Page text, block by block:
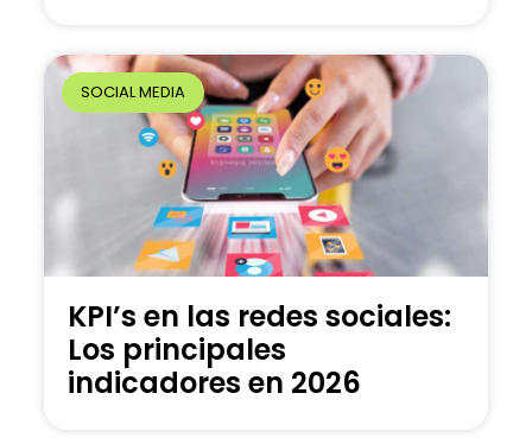
SOCIAL MEDIA
KPI’s en las redes sociales:
Los principales
indicadores en 2026